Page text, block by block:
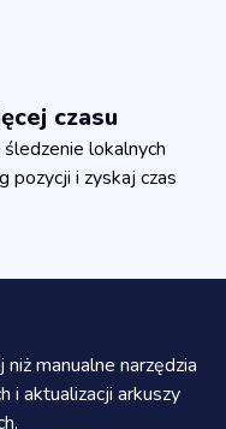
czasu
lokalnych
pozycji i zyskaj czas
manualne narzędzia
i aktualizacji arkuszy